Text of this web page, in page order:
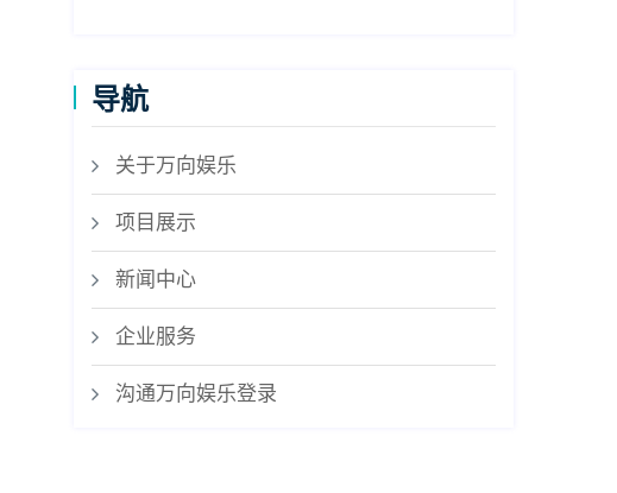
导航
关于万向娱乐
项目展示
新闻中心
企业服务
沟通万向娱乐登录